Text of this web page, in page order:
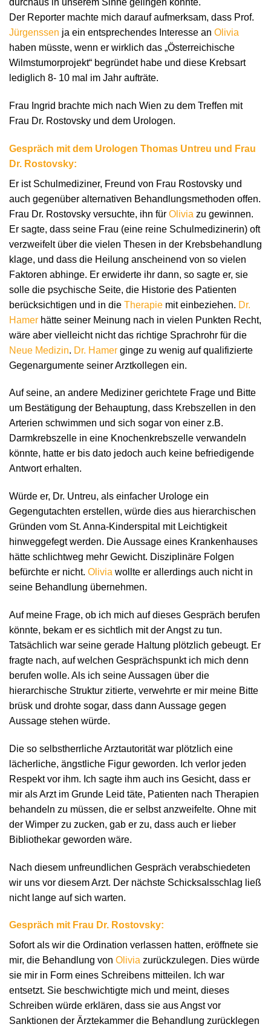
durchaus in unserem Sinne gelingen könnte.
Der Reporter machte mich darauf aufmerksam, dass Prof.
Jürgenssen ja ein entsprechendes Interesse an Olivia
haben müsste, wenn er wirklich das „Österreichische
Wilmstumorprojekt“ begründet habe und diese Krebsart
lediglich 8- 10 mal im Jahr aufträte.
Frau Ingrid brachte mich nach Wien zu dem Treffen mit
Frau Dr. Rostovsky und dem Urologen.
Gespräch mit dem Urologen Thomas Untreu und Frau
Dr. Rostovsky:
Er ist Schulmediziner, Freund von Frau Rostovsky und
auch gegenüber alternativen Behandlungsmethoden offen.
Frau Dr. Rostovsky versuchte, ihn für Olivia zu gewinnen.
Er sagte, dass seine Frau (eine reine Schulmedizinerin) oft
verzweifelt über die vielen Thesen in der Krebsbehandlung
klage, und dass die Heilung anscheinend von so vielen
Faktoren abhinge. Er erwiderte ihr dann, so sagte er, sie
solle die psychische Seite, die Historie des Patienten
berücksichtigen und in die Therapie mit einbeziehen. Dr.
Hamer hätte seiner Meinung nach in vielen Punkten Recht,
wäre aber vielleicht nicht das richtige Sprachrohr für die
Neue Medizin. Dr. Hamer ginge zu wenig auf qualifizierte
Gegenargumente seiner Arztkollegen ein.
Auf seine, an andere Mediziner gerichtete Frage und Bitte
um Bestätigung der Behauptung, dass Krebszellen in den
Arterien schwimmen und sich sogar von einer z.B.
Darmkrebszelle in eine Knochenkrebszelle verwandeln
könnte, hatte er bis dato jedoch auch keine befriedigende
Antwort erhalten.
Würde er, Dr. Untreu, als einfacher Urologe ein
Gegengutachten erstellen, würde dies aus hierarchischen
Gründen vom St. Anna-Kinderspital mit Leichtigkeit
hinweggefegt werden. Die Aussage eines Krankenhauses
hätte schlichtweg mehr Gewicht. Disziplinäre Folgen
befürchte er nicht. Olivia wollte er allerdings auch nicht in
seine Behandlung übernehmen.
Auf meine Frage, ob ich mich auf dieses Gespräch berufen
könnte, bekam er es sichtlich mit der Angst zu tun.
Tatsächlich war seine gerade Haltung plötzlich gebeugt. Er
fragte nach, auf welchen Gesprächspunkt ich mich denn
berufen wolle. Als ich seine Aussagen über die
hierarchische Struktur zitierte, verwehrte er mir meine Bitte
brüsk und drohte sogar, dass dann Aussage gegen
Aussage stehen würde.
Die so selbstherrliche Arztautorität war plötzlich eine
lächerliche, ängstliche Figur geworden. Ich verlor jeden
Respekt vor ihm. Ich sagte ihm auch ins Gesicht, dass er
mir als Arzt im Grunde Leid täte, Patienten nach Therapien
behandeln zu müssen, die er selbst anzweifelte. Ohne mit
der Wimper zu zucken, gab er zu, dass auch er lieber
Bibliothekar geworden wäre.
Nach diesem unfreundlichen Gespräch verabschiedeten
wir uns vor diesem Arzt. Der nächste Schicksalsschlag ließ
nicht lange auf sich warten.
Gespräch mit Frau Dr. Rostovsky:
Sofort als wir die Ordination verlassen hatten, eröffnete sie
mir, die Behandlung von Olivia zurückzulegen. Dies würde
sie mir in Form eines Schreibens mitteilen. Ich war
entsetzt. Sie beschwichtigte mich und meint, dieses
Schreiben würde erklären, dass sie aus Angst vor
Sanktionen der Ärztekammer die Behandlung zurücklegen